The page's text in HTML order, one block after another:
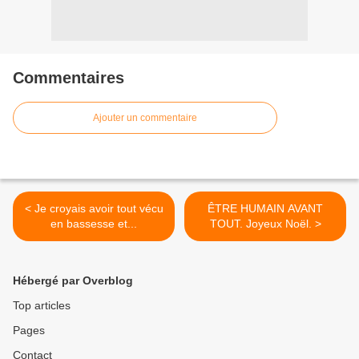
Commentaires
Ajouter un commentaire
< Je croyais avoir tout vécu
en bassesse et...
ÊTRE HUMAIN AVANT
TOUT. Joyeux Noël. >
Hébergé par Overblog
Top articles
Pages
Contact